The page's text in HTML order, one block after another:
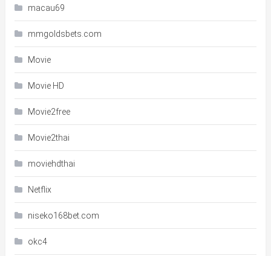
macau69
mmgoldsbets.com
Movie
Movie HD
Movie2free
Movie2thai
moviehdthai
Netflix
niseko168bet.com
okc4